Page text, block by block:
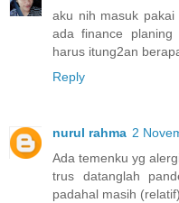
aku nih masuk
ada finance
harus itung2an
Reply
nurul rahma 2
Ada temenku yg
trus datanglah
padahal masih